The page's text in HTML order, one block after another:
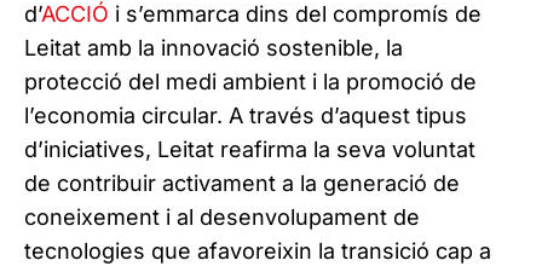
d’ACCIÓ i s’emmarca dins del compromís de
Leitat amb la innovació sostenible, la
protecció del medi ambient i la promoció de
l’economia circular. A través d’aquest tipus
d’iniciatives, Leitat reafirma la seva voluntat
de contribuir activament a la generació de
coneixement i al desenvolupament de
tecnologies que afavoreixin la transició cap a